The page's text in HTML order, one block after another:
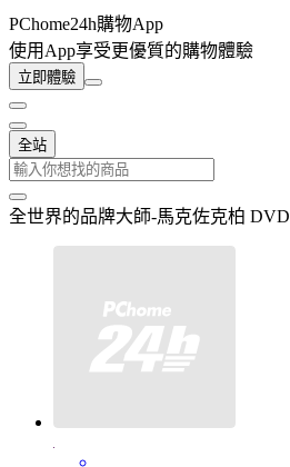
PChome24h購物App
使用App享受更優質的購物體驗
立即體驗
全站
全世界的品牌大師-馬克佐克柏 DVD